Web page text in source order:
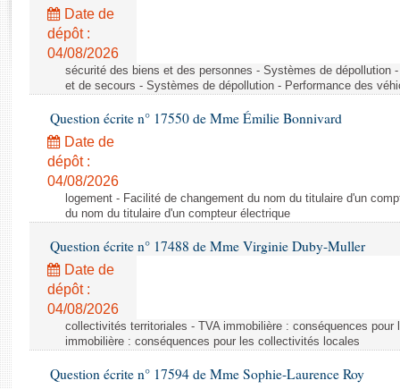
Rapports législatifs
Rapports sur l'application des lois
Baromètre de l’application des lois
Dossiers législatifs
Budget et sécurité sociale
Questions écrites et orales
Comptes rendus des débats
Date de
dépôt :
04/08/2026
sécurité des biens et des personnes - Systèmes de dépollution
et de secours - Systèmes de dépollution - Performance des
Question écrite n° 17550 de Mme Émilie Bonnivard
Date de
dépôt :
04/08/2026
logement - Facilité de changement du nom du titulaire d'un
du nom du titulaire d'un compteur électrique
Question écrite n° 17488 de Mme Virginie Duby-Muller
Date de
dépôt :
04/08/2026
collectivités territoriales - TVA immobilière : conséquences
immobilière : conséquences pour les collectivités locales
Question écrite n° 17594 de Mme Sophie-Laurence Roy